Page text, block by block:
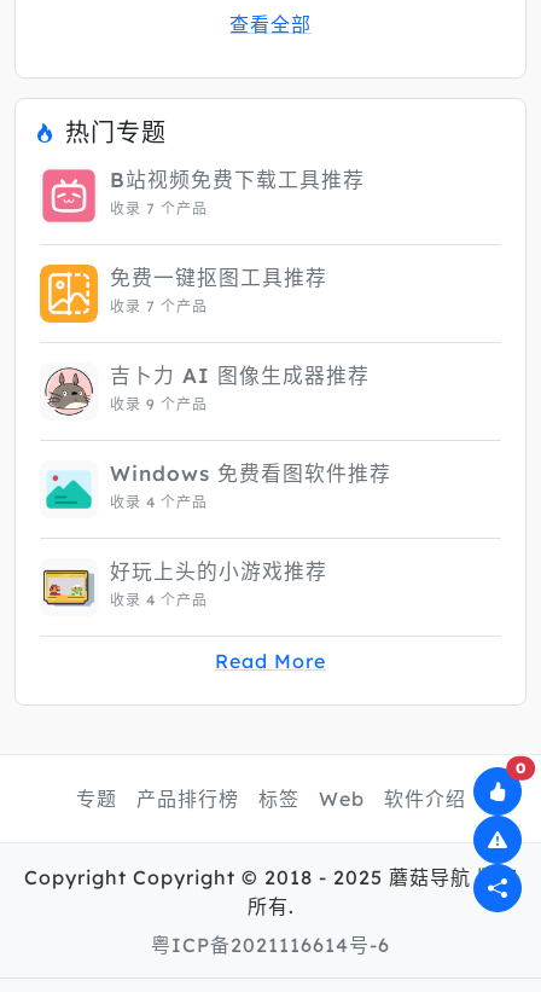
0
查看全部
热门专题
B站视频免费下载工具推荐
收录 7 个产品
免费一键抠图工具推荐
收录 7 个产品
吉卜力 AI 图像生成器推荐
收录 9 个产品
Windows 免费看图软件推荐
收录 4 个产品
好玩上头的小游戏推荐
收录 4 个产品
Read More
专题 产品排行榜 标签 Web 软件介绍
Copyright Copyright © 2018 - 2025 蘑菇导航 版权
所有.
粤ICP备2021116614号-6